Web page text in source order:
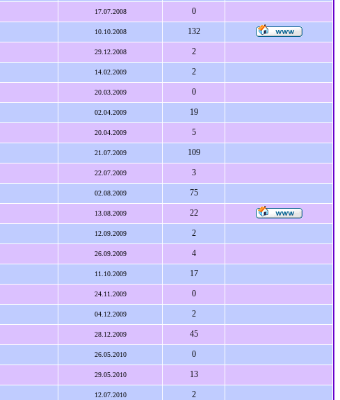
17.07.2008 0
10.10.2008 132
29.12.2008 2
14.02.2009 2
20.03.2009 0
02.04.2009 19
20.04.2009 5
21.07.2009 109
22.07.2009 3
02.08.2009 75
13.08.2009 22
12.09.2009 2
26.09.2009 4
11.10.2009 17
24.11.2009 0
04.12.2009 2
28.12.2009 45
26.05.2010 0
29.05.2010 13
12.07.2010 2